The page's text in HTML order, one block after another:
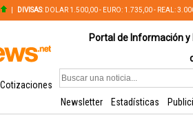
DIVISAS: DOLAR 1.500,00 - EURO: 1.735,00 - REAL:
Portal de Información
Cotizaciones
Newsletter
Estadísticas